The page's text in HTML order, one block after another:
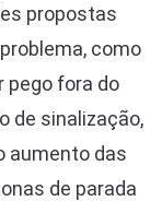
propostas
como
pego fora do
de sinalização,
aumento das
de parada